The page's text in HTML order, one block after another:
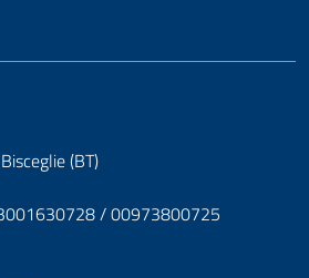
(BT)
/ 00973800725